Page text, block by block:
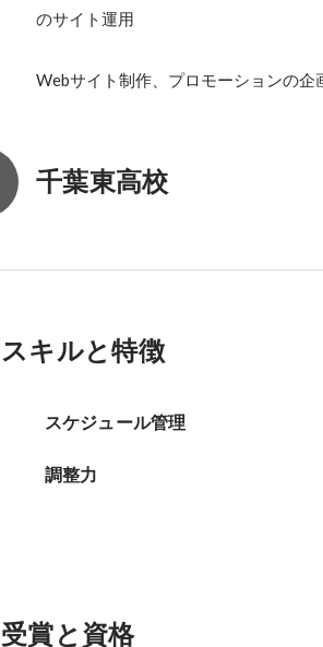
のサイト運用
Webサイト制作、プロモーションの企
千葉東高校
スキルと特徴
スケジュール管理
調整力
受賞と資格